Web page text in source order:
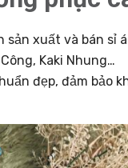
sản xuất và bán sỉ
Kaki Nhung…
đẹp, đảm bảo